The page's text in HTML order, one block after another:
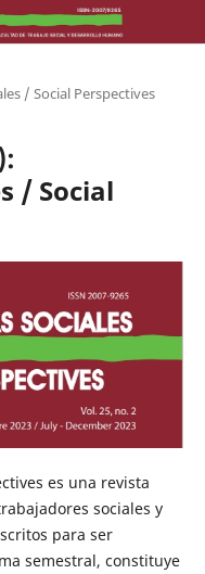
/ Social Perspectives
/ Social
es una revista
sociales y
para ser
semestral, constituye